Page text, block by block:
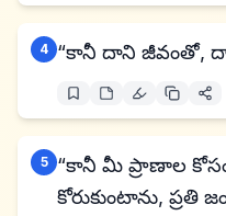
4 “కానీ దాని జీవంతో,
5
“కానీ మీ ప్రాణాల
కోరుకుంటాను, ప్రతి